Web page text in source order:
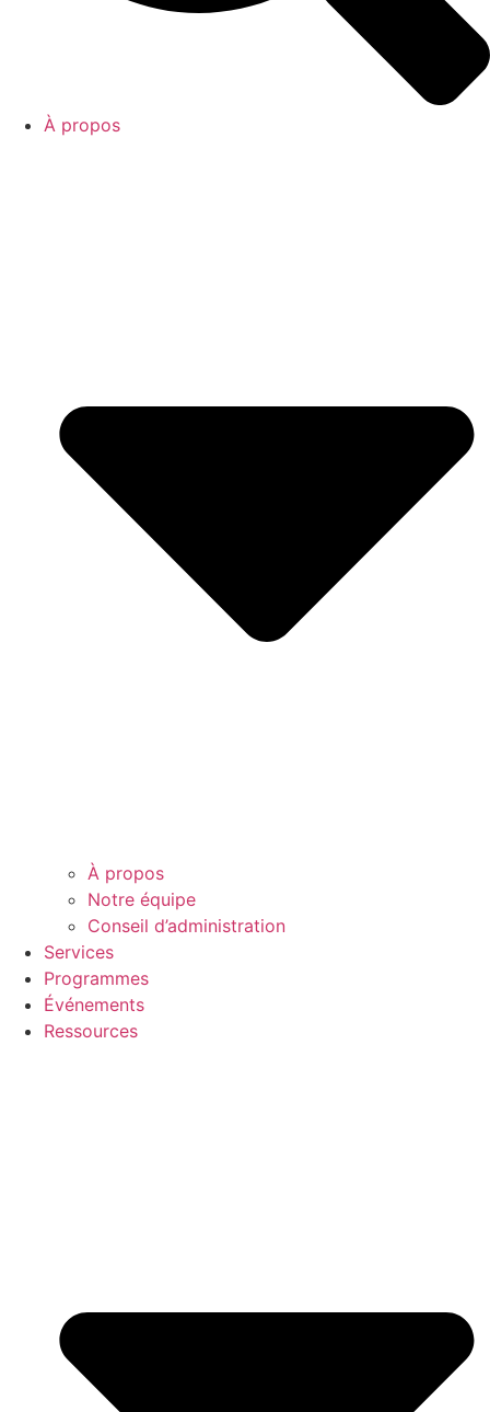
À propos
À propos
Notre équipe
Conseil d’administration
Services
Programmes
Événements
Ressources